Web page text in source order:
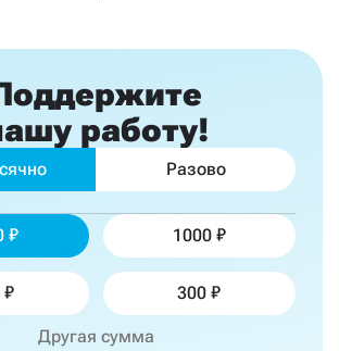
работу!
Разово
1000
300